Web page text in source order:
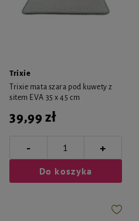
Trixie
Trixie mata szara pod kuwety z
sitem EVA 35 x 45 cm
39,99 zł
- +
Do koszyka